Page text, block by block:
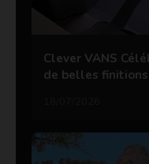
Clever VANS
de belles finitions